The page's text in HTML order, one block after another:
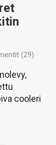
(29)
cooleri